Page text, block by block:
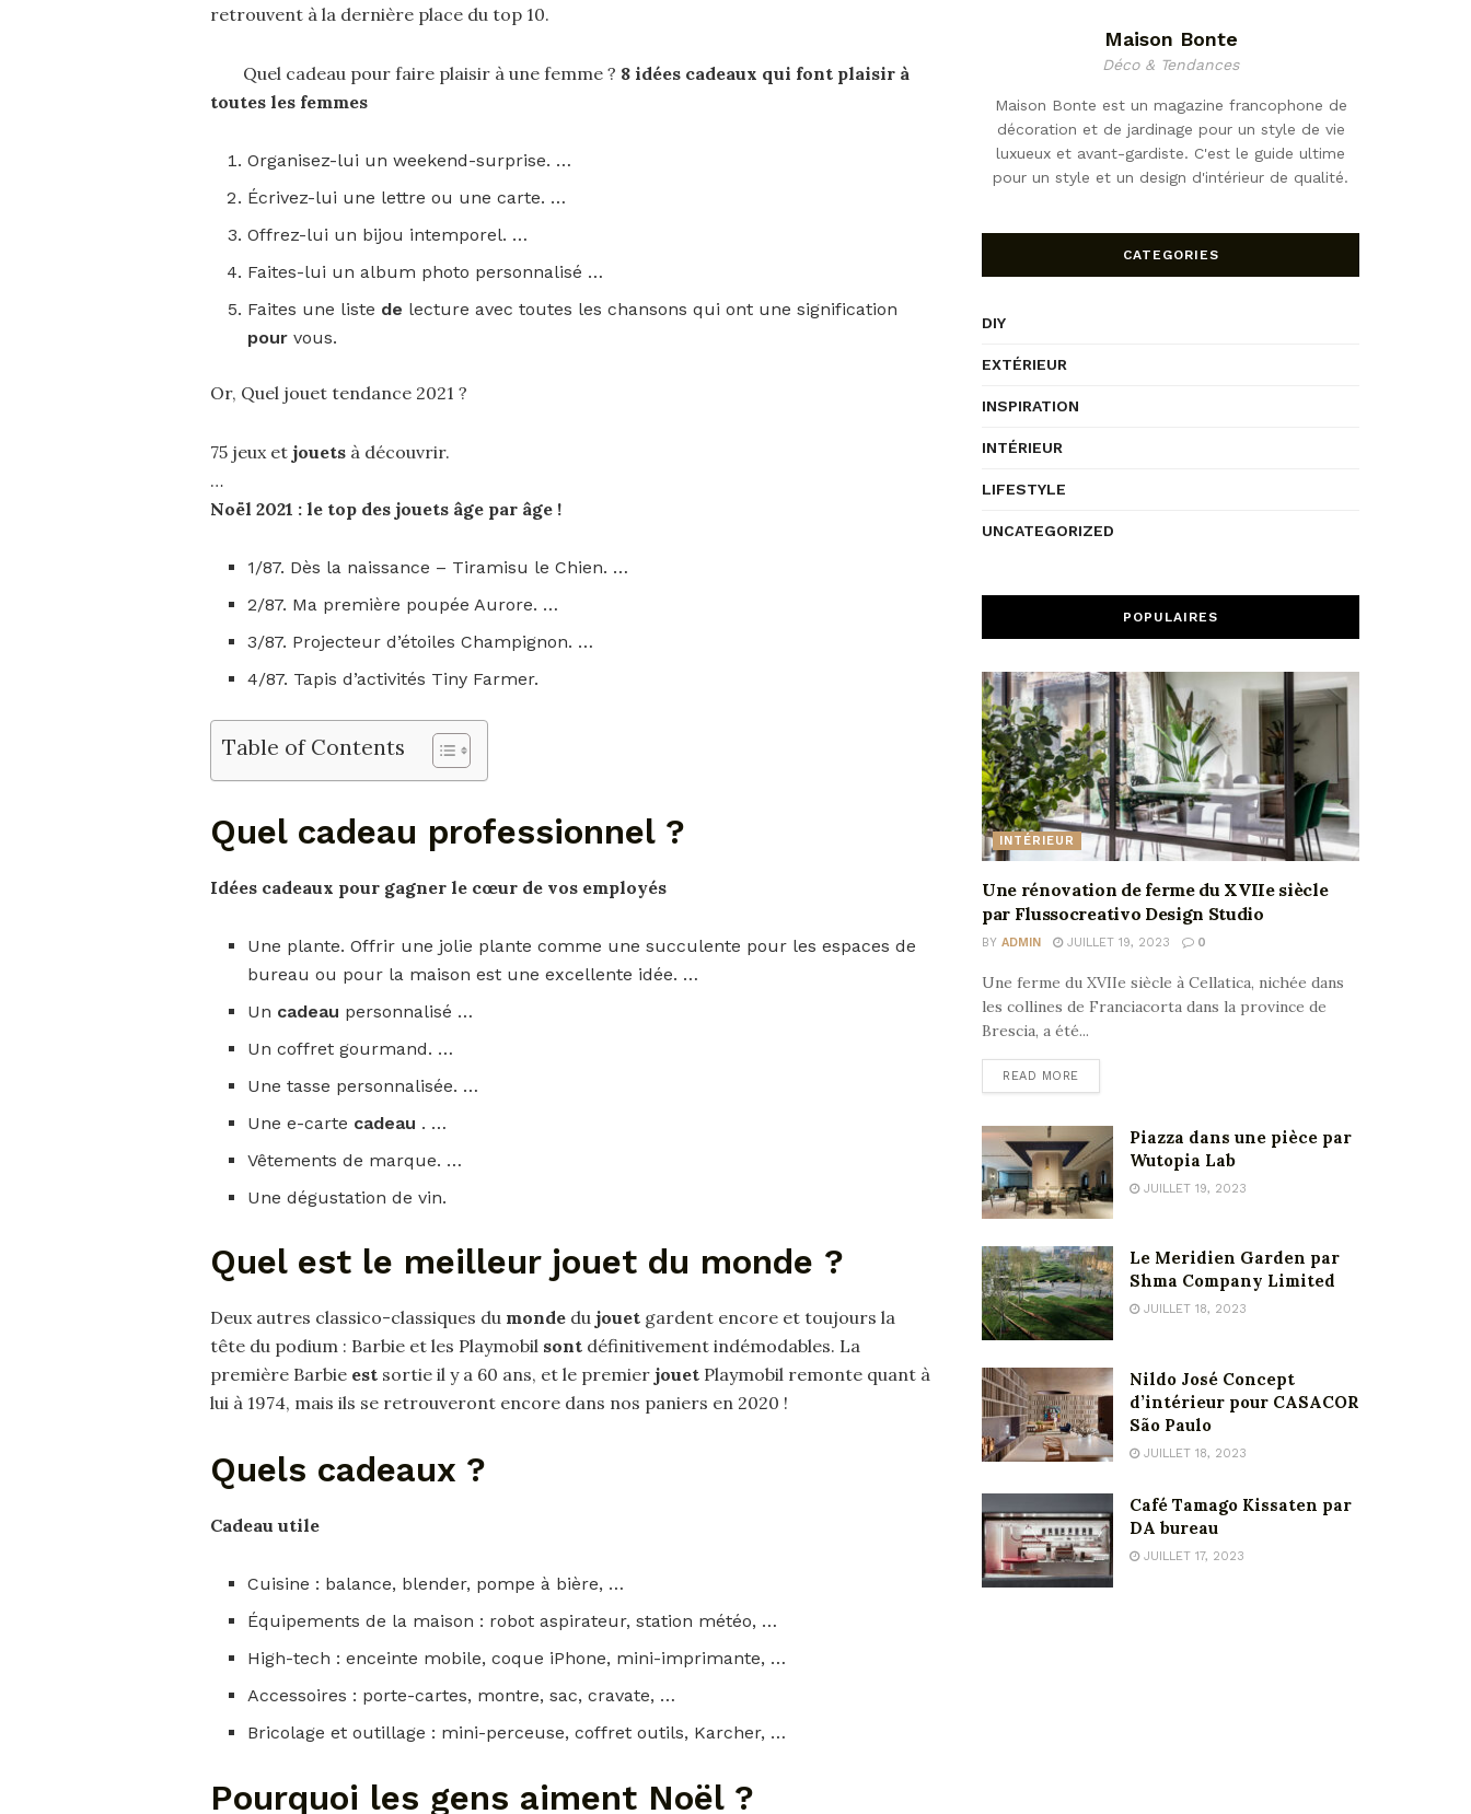
retrouvent à la dernière place du top 10.
Quel cadeau pour faire plaisir à une femme ? 8 idées cadeaux qui font plaisir à
toutes les femmes
Organisez-lui un weekend-surprise. …
Écrivez-lui une lettre ou une carte. …
Offrez-lui un bijou intemporel. …
Faites-lui un album photo personnalisé …
Faites une liste de lecture avec toutes les chansons qui ont une signification
pourvous.
Or, Quel jouet tendance 2021 ?
75 jeux et jouets à découvrir.
…
Noël 2021 : le top des jouets âge par âge !
1/87. Dès la naissance – Tiramisu le Chien. …
2/87. Ma première poupée Aurore. …
3/87. Projecteur d’étoiles Champignon. …
4/87. Tapis d’activités Tiny Farmer.
Table of Contents
Quel cadeau professionnel ?
Idées cadeaux pour gagner le cœur de vos employés
Une plante. Offrir une jolie plante comme une succulente pour les espaces de
bureau ou pour la maison est une excellente idée. …
Un cadeau personnalisé …
Un coffret gourmand. …
Une tasse personnalisée. …
Une e-carte cadeau . …
Vêtements de marque. …
Une dégustation de vin.
Quel est le meilleur jouet du monde ?
Deux autres classico-classiques du monde du jouet gardent encore et toujours la
tête du podium : Barbie et les Playmobil sont définitivement indémodables. La
première Barbie est sortie il y a 60 ans, et le premier jouet Playmobil remonte quant à
lui à 1974, mais ils se retrouveront encore dans nos paniers en 2020 !
Quels cadeaux ?
Cadeau utile
Cuisine : balance, blender, pompe à bière, …
Équipements de la maison : robot aspirateur, station météo, …
High-tech : enceinte mobile, coque iPhone, mini-imprimante, …
Accessoires : porte-cartes, montre, sac, cravate, …
Bricolage et outillage : mini-perceuse, coffret outils, Karcher, …
Pourquoi les gens aiment Noël ?
Maison Bonte
Déco & Tendances
Maison Bonte est un magazine francophone de
décoration et de jardinage pour un style de vie
luxueux et avant-gardiste. C'est le guide ultime
pour un style et un design d'intérieur de qualité.
CATEGORIES
DIY
EXTÉRIEUR
INSPIRATION
INTÉRIEUR
LIFESTYLE
UNCATEGORIZED
POPULAIRES
INTÉRIEUR
Une rénovation de ferme du XVIIe siècle
par Flussocreativo Design Studio
BY ADMIN JUILLET 19, 2023 0
Une ferme du XVIIe siècle à Cellatica, nichée dans
les collines de Franciacorta dans la province de
Brescia, a été...
READ MORE
Piazza dans une pièce par
Wutopia Lab
JUILLET 19, 2023
Le Meridien Garden par
Shma Company Limited
JUILLET 18, 2023
Nildo José Concept
d’intérieur pour CASACOR
São Paulo
JUILLET 18, 2023
Café Tamago Kissaten par
DA bureau
JUILLET 17, 2023